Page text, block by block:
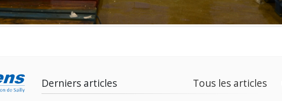
Derniers articles Tous les articles